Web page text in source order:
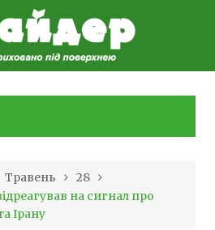
Травень
28
на сигнал про
Ірану